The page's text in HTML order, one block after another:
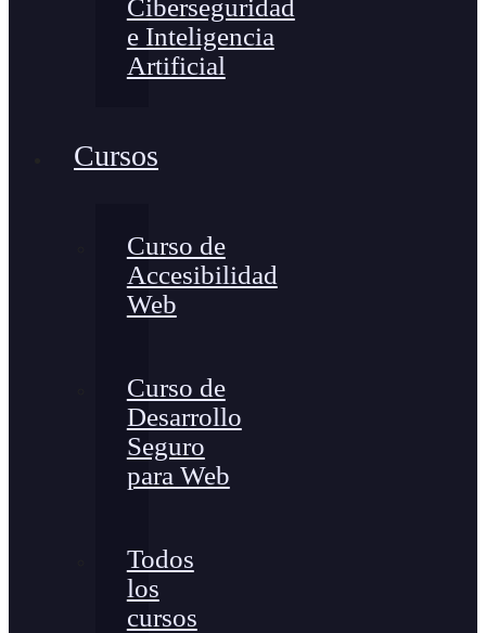
Ciberseguridad
e Inteligencia
Artificial
Cursos
Curso de
Accesibilidad
Web
Curso de
Desarrollo
Seguro
para Web
Todos
los
cursos